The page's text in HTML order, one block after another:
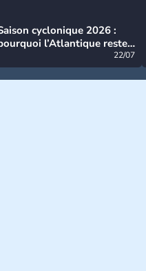
cyclonique 2026 :
l’Atlantique reste
22/07